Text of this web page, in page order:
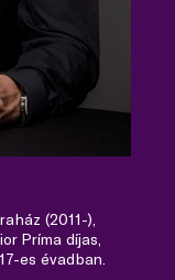
(2011-),
Príma díjas,
es évadban.